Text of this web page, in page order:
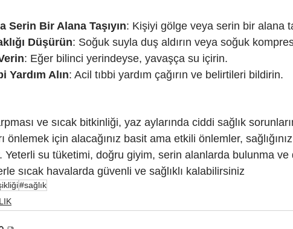
Serin Bir Alana Taşıyın: Kişiyi gölge veya serin bir alana
Düşürün: Soğuk suyla duş aldırın veya soğuk
: Eğer bilinci yerindeyse, yavaşça su içirin.
Yardım Alın: Acil tıbbi yardım çağırın ve belirtileri bildirin.
ve sıcak bitkinliği, yaz aylarında ciddi sağlık
önlemek için alacağınız basit ama etkili önlemler,
Yeterli su tüketimi, doğru giyim, serin alanlarda bulunma
sıcak havalarda güvenli ve sağlıklı kalabilirsiniz
#sağlık